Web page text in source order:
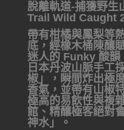
脫離軌道-捕獲野生
Trail Wild Caught
帶有柑橘與鳳梨等
底，經橡木桶陳釀
迷人的 Funky 酸韻
日本丹波山脈手工
椒」，瞬間炸出極
香氣，並帶有山椒
極高的易飲性與複
館、精釀極客絕對
神水」。